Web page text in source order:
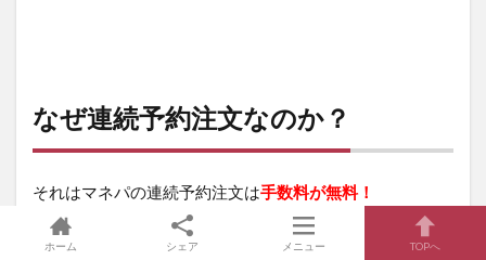
なぜ連続予約注文なのか？
それはマネパの連続予約注文は手数料が無料！
そのため 連続予約注文にかかる費用は、純粋にスプレッ
ホーム シェア メニュー TOPへ